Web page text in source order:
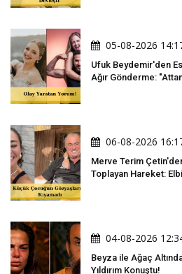
05-08-2026
Ufuk Beydemir'den
Ağır Gönderme:
06-08-2026
Merve Terim
Toplayan Hareket:
04-08-2026
Beyza ile Ağaç
Yıldırım Konuştu!